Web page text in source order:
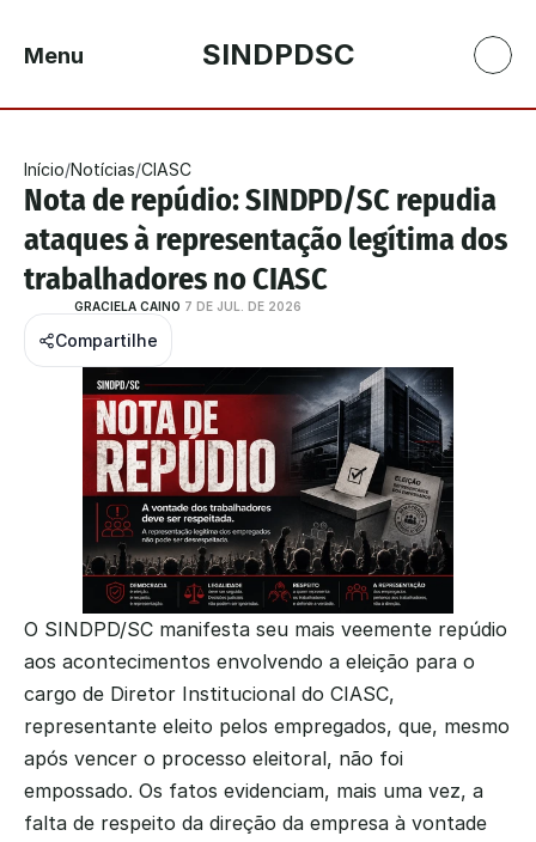
Menu SINDPDSC
Início/Notícias/CIASC
Nota de repúdio: SINDPD/SC repudia
ataques à representação legítima dos
trabalhadores no CIASC
GRACIELA CAINO 7 DE JUL. DE 2026
Compartilhe
O SINDPD/SC manifesta seu mais veemente repúdio
aos acontecimentos envolvendo a eleição para o
cargo de Diretor Institucional do CIASC,
representante eleito pelos empregados, que, mesmo
após vencer o processo eleitoral, não foi
empossado. Os fatos evidenciam, mais uma vez, a
falta de respeito da direção da empresa à vontade